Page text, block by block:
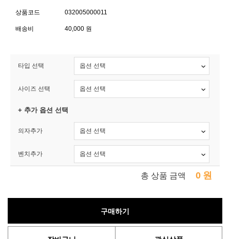
상품코드 032005000011
배송비 40,000 원
타입 선택
사이즈 선택
+ 추가 옵션 선택
의자추가
벤치추가
총 상품 금액 0 원
구매하기